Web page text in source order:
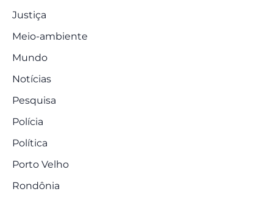
Justiça
Meio-ambiente
Mundo
Notícias
Pesquisa
Polícia
Política
Porto Velho
Rondônia